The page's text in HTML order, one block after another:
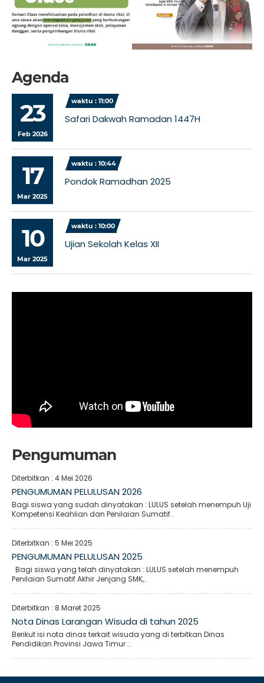
Agenda
23
Feb 2026
waktu : 11:00
Safari Dakwah Ramadan 1447H
17
Mar 2025
waktu : 10:44
Pondok Ramadhan 2025
10
Mar 2025
waktu : 10:00
Ujian Sekolah Kelas XII
Pengumuman
Diterbitkan : 4 Mei 2026
PENGUMUMAN PELULUSAN 2026
Bagi siswa yang sudah dinyatakan : LULUS setelah menempuh Uji
Kompetensi Keahlian dan Penilaian Sumatif..
Diterbitkan : 5 Mei 2025
PENGUMUMAN PELULUSAN 2025
Bagi siswa yang telah dinyatakan : LULUS setelah menempuh
Penilaian Sumatif Akhir Jenjang SMK,..
Diterbitkan : 8 Maret 2025
Nota Dinas Larangan Wisuda di tahun 2025
Berikut isi nota dinas terkait wisuda yang di terbitkan Dinas
Pendidikan Provinsi Jawa Timur :..